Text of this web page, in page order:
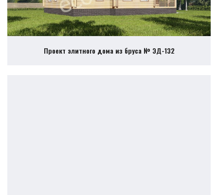
Проект элитного дома из бруса № ЭД-132